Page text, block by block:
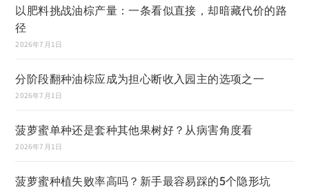
以肥料挑战油棕产量：一条看似直接，却暗藏代价的路
径
2026年7月1日
分阶段翻种油棕应成为担心断收入园主的选项之一
2026年7月1日
菠萝蜜单种还是套种其他果树好？从病害角度看
2026年7月1日
菠萝蜜种植失败率高吗？新手最容易踩的5个隐形坑